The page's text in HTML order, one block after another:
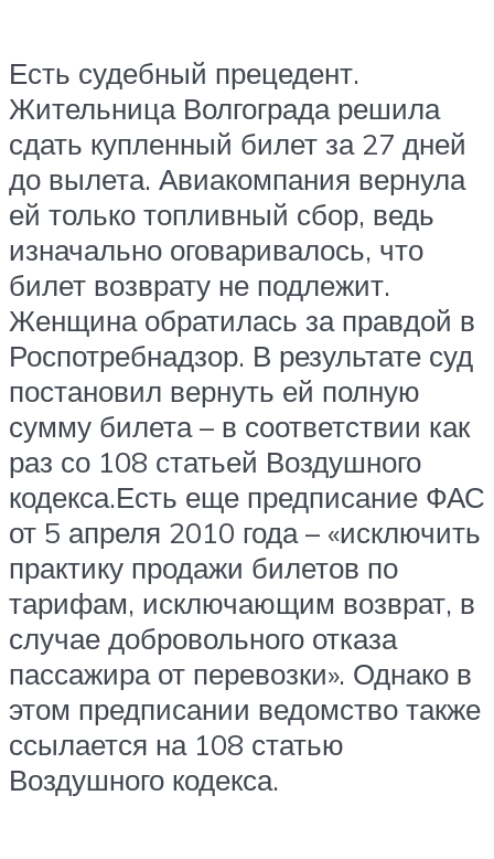
Есть судебный прецедент.
Жительница Волгограда решила
сдать купленный билет за 27 дней
до вылета. Авиакомпания вернула
ей только топливный сбор, ведь
изначально оговаривалось, что
билет возврату не подлежит.
Женщина обратилась за правдой в
Роспотребнадзор. В результате суд
постановил вернуть ей полную
сумму билета – в соответствии как
раз со 108 статьей Воздушного
кодекса.Есть еще предписание ФАС
от 5 апреля 2010 года – «исключить
практику продажи билетов по
тарифам, исключающим возврат, в
случае добровольного отказа
пассажира от перевозки». Однако в
этом предписании ведомство также
ссылается на 108 статью
Воздушного кодекса.